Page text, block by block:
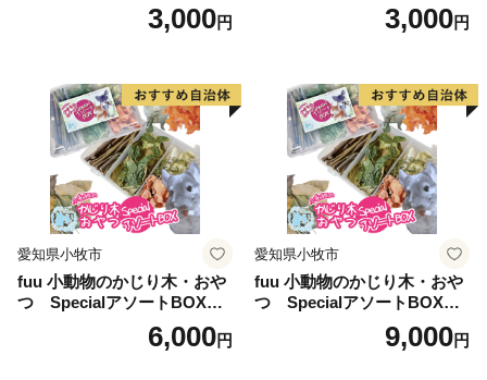
3,000円 3,000円
愛知県小牧市
fuu 小動物のかじり木・おや
つ SpecialアソートBOX（1
6,000円
愛知県小牧市
fuu 小動物のかじり木・おや
つ SpecialアソートBOX（2
9,000円